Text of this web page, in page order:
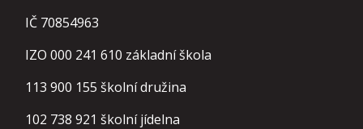
IČ 70854963
IZO 000 241 610 základní škola
113 900 155 školní družina
102 738 921 školní jídelna